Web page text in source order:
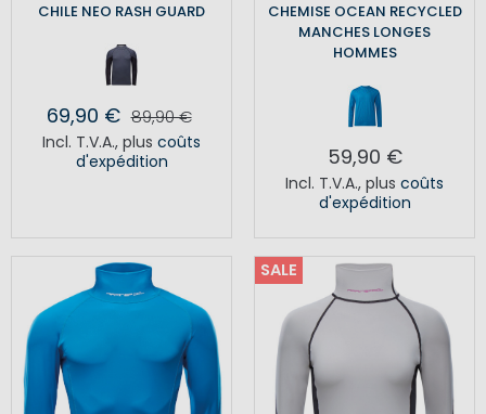
CHILE NEO RASH GUARD
69,90 € 89,90 €
Incl. T.V.A., plus coûts
d'expédition
CHEMISE OCEAN RECYCLED
MANCHES LONGES
HOMMES
59,90 €
Incl. T.V.A., plus coûts
d'expédition
SALE